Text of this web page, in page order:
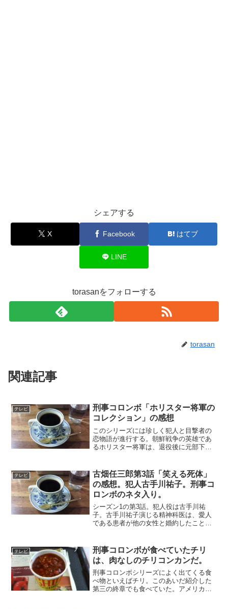
シェアする
X Facebook はてブ
LINE
torasanをフォローする
torasan
関連記事
テレビ
刑事コロンボ「ホリスター将軍の
コレクション」の感想
このシリーズには珍しく犯人と目撃者の
恋物語が進行する。朝鮮戦争の英雄であ
るホリスター将軍は、退役後に元部下と
る元部下を自宅で射殺する。それを海上
のボートから女性に目撃さ...
テレビ
古畑任三郎第3話「笑える死体」
の感想。犯人古手川祐子。刑事コ
ロンボのネタ入り。
シーズン1の第3話。犯人役は古手川祐
子。古手川祐子演じる精神科医は、愛人
である患者が他の女性と婚約したことを
い、愛人を殺してしまう。古畑は捜査を
始めると、いくつかの不審...
テレビ
刑事コロンボが食べていたチリ
は、肉なしのチリコンカンだ。
刑事コロンボシリーズによく出てくる食
べ物といえばチリ。このあいだ紹介した
第三の終章でも食べていた。アメリカで